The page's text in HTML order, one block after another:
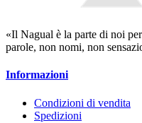
«Il Nagual è la parte di noi
parole, non nomi, non
Informazioni
Condizioni di vendita
Spedizioni